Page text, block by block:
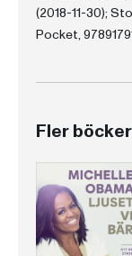
(2018-11-30);
Pocket,
Fler